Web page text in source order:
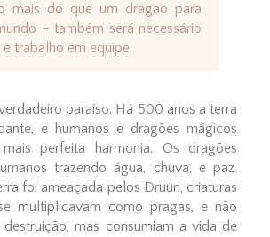
mais do que um dragão para
– também será necessário
trabalho em equipe.
paraíso. Há 500 anos a terra
e humanos e dragões mágicos
perfeita harmonia. Os dragões
trazendo água, chuva, e paz.
foi ameaçada pelos Druun, criaturas
multiplicavam como pragas, e não
mas consumiam a vida de